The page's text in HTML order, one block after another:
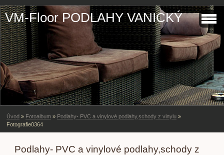
VM-Floor PODLAHY VANICKÝ
Úvod » Fotoalbum » Podlahy- PVC a vinylové podlahy,schody z vinylu »
Fotografie0364
Podlahy- PVC a vinylové podlahy,schody z